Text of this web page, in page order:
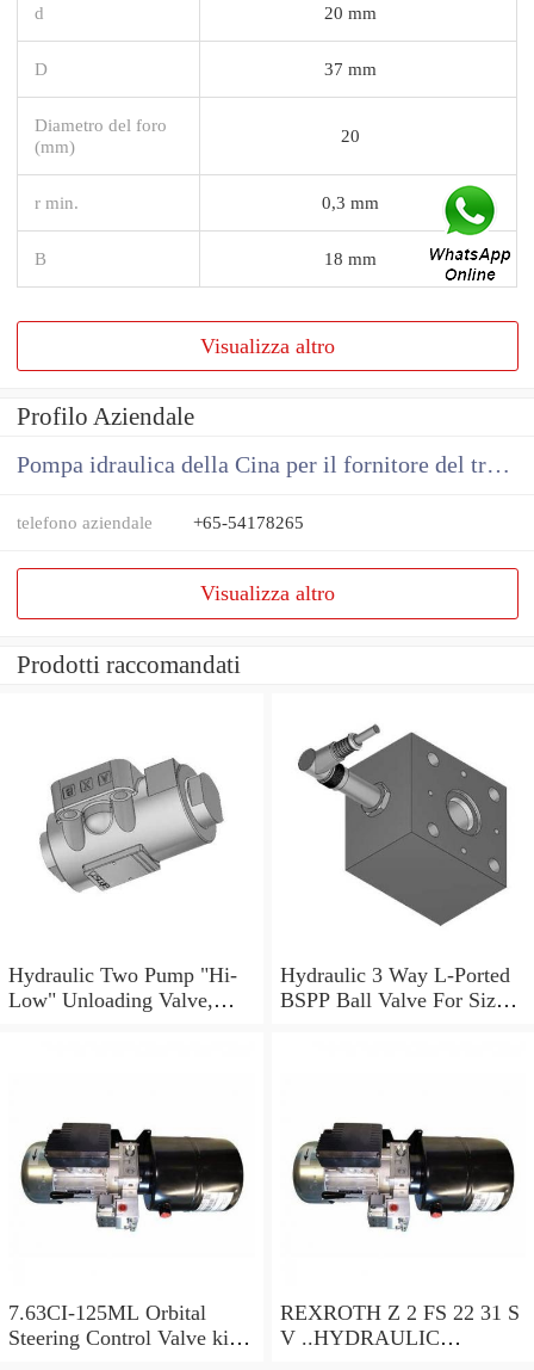
d 20 mm
D 37 mm
Diametro del foro
(mm)
20
r min. 0,3 mm
B 18 mm
Visualizza altro
Profilo Aziendale
Pompa idraulica della Cina per il fornitore del trattore
telefono aziendale +65-54178265
Visualizza altro
Prodotti raccomandati
Hydraulic Two Pump "Hi-
Low" Unloading Valve,
Hydraulic 3 Way L-Ported
BSPP Ball Valve For Sizes
7.63CI-125ML Orbital
Steering Control Valve kit
REXROTH Z 2 FS 22 31 S
V ..HYDRAULIC